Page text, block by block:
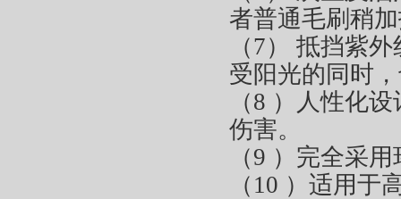
者普通毛刷稍
（7） 抵挡紫
受阳光的同时
（8 ）人性化
伤害。
（9 ）完全采
（10 ）适用于